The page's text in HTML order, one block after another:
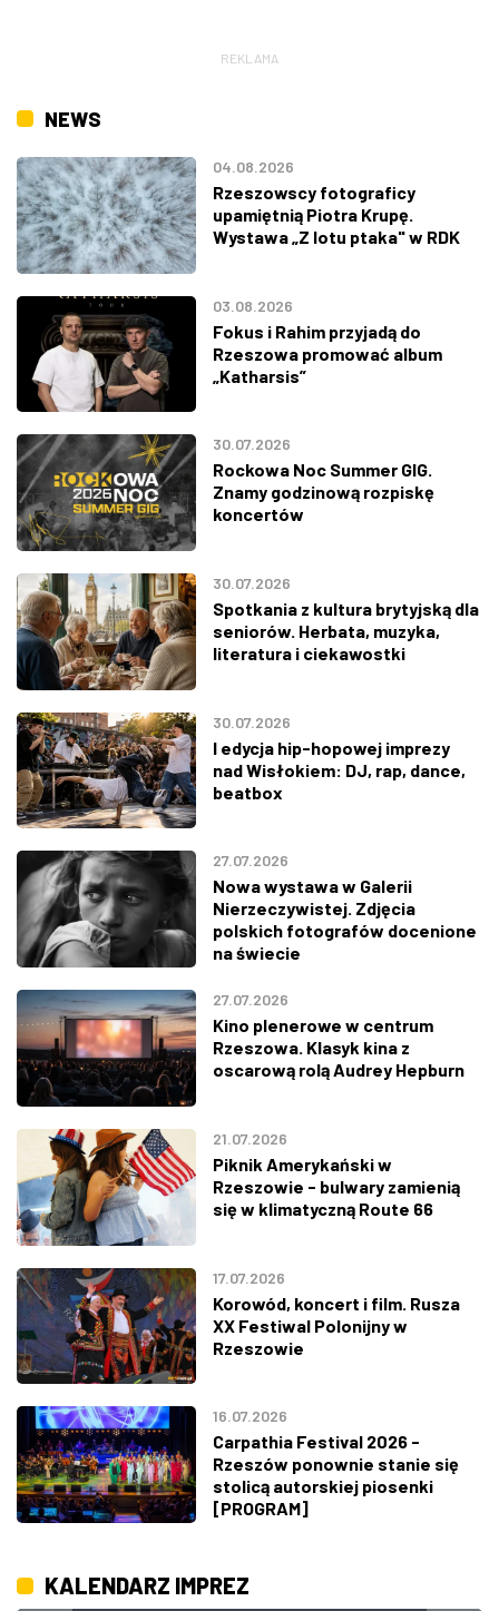
REKLAMA
NEWS
04.08.2026
Rzeszowscy fotograficy
upamiętnią Piotra Krupę.
Wystawa „Z lotu ptaka" w RDK
03.08.2026
Fokus i Rahim przyjadą do
Rzeszowa promować album
„Katharsis”
30.07.2026
Rockowa Noc Summer GIG.
Znamy godzinową rozpiskę
koncertów
30.07.2026
Spotkania z kultura brytyjską dla
seniorów. Herbata, muzyka,
literatura i ciekawostki
30.07.2026
I edycja hip-hopowej imprezy
nad Wisłokiem: DJ, rap, dance,
beatbox
27.07.2026
Nowa wystawa w Galerii
Nierzeczywistej. Zdjęcia
polskich fotografów docenione
na świecie
27.07.2026
Kino plenerowe w centrum
Rzeszowa. Klasyk kina z
oscarową rolą Audrey Hepburn
21.07.2026
Piknik Amerykański w
Rzeszowie - bulwary zamienią
się w klimatyczną Route 66
17.07.2026
Korowód, koncert i film. Rusza
XX Festiwal Polonijny w
Rzeszowie
16.07.2026
Carpathia Festival 2026 -
Rzeszów ponownie stanie się
stolicą autorskiej piosenki
[PROGRAM]
KALENDARZ IMPREZ